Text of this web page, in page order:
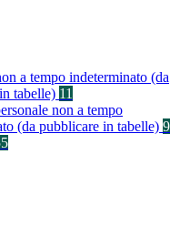
a tempo indeterminato (da
tabelle) 11
non a tempo
(da pubblicare in tabelle) 9